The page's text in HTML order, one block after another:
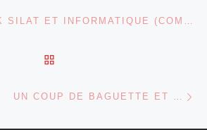
articles STAGE PENCAK SILAT ET INFORMATIQUE (COMPTE-RENDU COLLECTIF)
UN COUP DE BAGUETTE ET …